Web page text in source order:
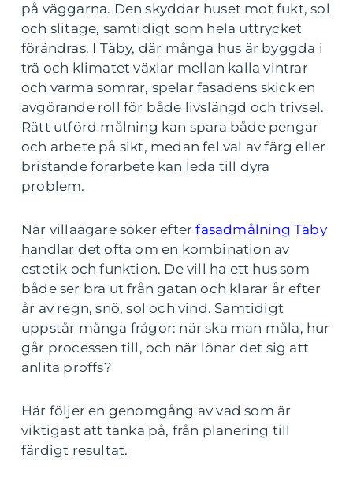
på väggarna. Den skyddar huset mot fukt, sol
och slitage, samtidigt som hela uttrycket
förändras. I Täby, där många hus är byggda i
trä och klimatet växlar mellan kalla vintrar
och varma somrar, spelar fasadens skick en
avgörande roll för både livslängd och trivsel.
Rätt utförd målning kan spara både pengar
och arbete på sikt, medan fel val av färg eller
bristande förarbete kan leda till dyra
problem.
När villaägare söker efterfasadmålning Täby
handlar det ofta om en kombination av
estetik och funktion. De vill ha ett hus som
både ser bra ut från gatan och klarar år efter
år av regn, snö, sol och vind. Samtidigt
uppstår många frågor: när ska man måla, hur
går processen till, och när lönar det sig att
anlita proffs?
Här följer en genomgång av vad som är
viktigast att tänka på, från planering till
färdigt resultat.